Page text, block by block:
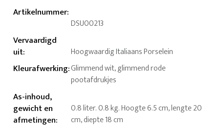
Artikelnummer:
DSU00213
Vervaardigd
uit: Hoogwaardig Italiaans Porselein
Kleurafwerking:Glimmend wit, glimmend rode
pootafdrukjes
As-inhoud,
gewicht en
afmetingen:
0.8 liter. 0.8 kg. Hoogte 6.5 cm, lengte 20
cm, diepte 18 cm